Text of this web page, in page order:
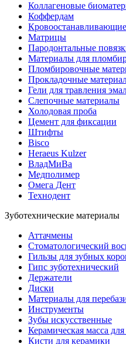
Коллагеновые
Коффердам
Матрицы
Пародонтальные
Материалы для
Пломбировочные
Прокладочные
Гели для травления
Слепочные материалы
Холодовая проба
Цемент для фиксации
Штифты
Bisco
Heraeus Kulzer
ВладМиВа
Медполимер
Омега Дент
Технодент
Зуботехнические материалы
Аттачмены
Стоматологический
Гильзы для зубных
Гипс зуботехнический
Держатели
Диски
Материалы для
Инструменты
Зубы искусственные
Керамическая масса
Кисти для керамики